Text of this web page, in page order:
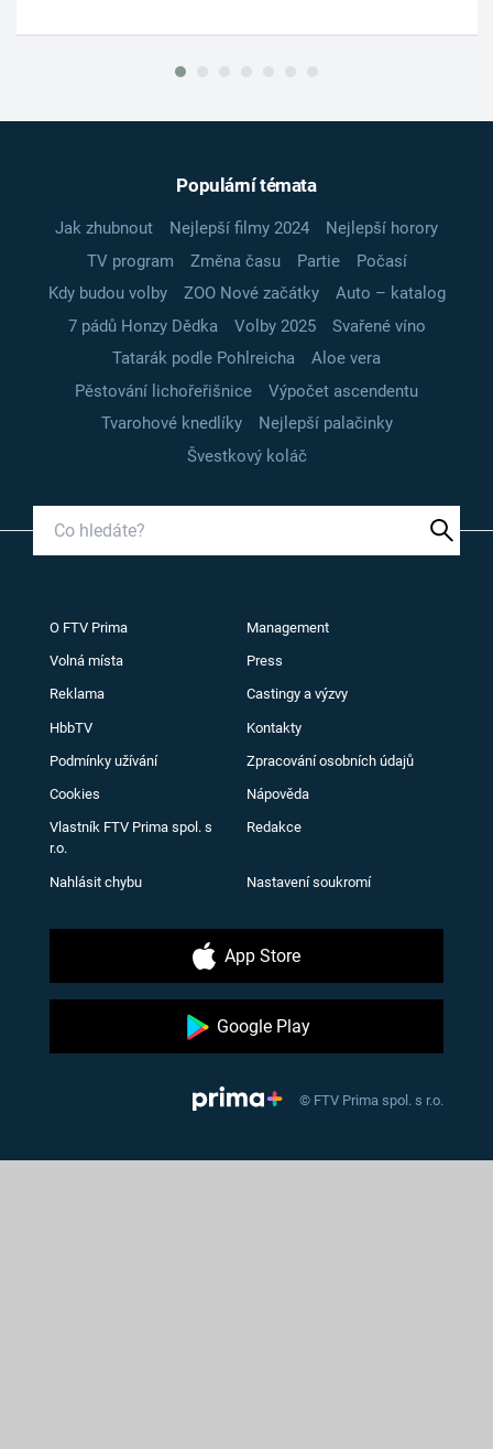
Populární témata
Jak zhubnout Nejlepší filmy 2024
Nejlepší horory
TV program
Změna času Partie
Počasí
Kdy budou volby
ZOO Nové začátky
Auto – katalog
7 pádů Honzy Dědka
Volby 2025
Svařené víno
Tatarák podle Pohlreicha
Aloe vera
Pěstování lichořeřišnice
Výpočet ascendentu
Tvarohové knedlíky
Nejlepší palačinky
Švestkový koláč
O FTV Prima Management
Volná místa Press
Reklama Castingy a výzvy
HbbTV Kontakty
Podmínky užívání Zpracování osobních údajů
Cookies Nápověda
Vlastník FTV Prima spol. s
r.o.
Redakce
Nahlásit chybu Nastavení soukromí
App Store
Google Play
© FTV Prima spol. s r.o.